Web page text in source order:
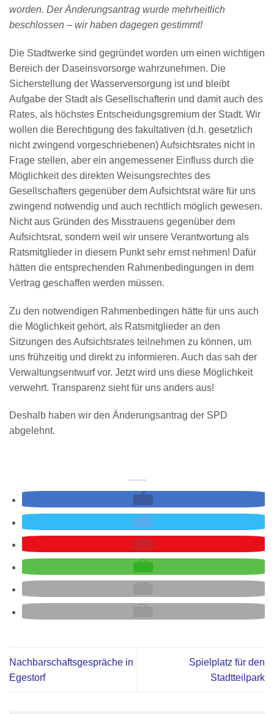
worden. Der Änderungsantrag wurde mehrheitlich
beschlossen – wir haben dagegen gestimmt!
Die Stadtwerke sind gegründet worden um einen wichtigen
Bereich der Daseinsvorsorge wahrzunehmen. Die
Sicherstellung der Wasserversorgung ist und bleibt
Aufgabe der Stadt als Gesellschafterin und damit auch des
Rates, als höchstes Entscheidungsgremium der Stadt. Wir
wollen die Berechtigung des fakultativen (d.h. gesetzlich
nicht zwingend vorgeschriebenen) Aufsichtsrates nicht in
Frage stellen, aber ein angemessener Einfluss durch die
Möglichkeit des direkten Weisungsrechtes des
Gesellschafters gegenüber dem Aufsichtsrat wäre für uns
zwingend notwendig und auch rechtlich möglich gewesen.
Nicht aus Gründen des Misstrauens gegenüber dem
Aufsichtsrat, sondern weil wir unsere Verantwortung als
Ratsmitglieder in diesem Punkt sehr ernst nehmen! Dafür
hätten die entsprechenden Rahmenbedingungen in dem
Vertrag geschaffen werden müssen.
Zu den notwendigen Rahmenbedingen hätte für uns auch
die Möglichkeit gehört, als Ratsmitglieder an den
Sitzungen des Aufsichtsrates teilnehmen zu können, um
uns frühzeitig und direkt zu informieren. Auch das sah der
Verwaltungsentwurf vor. Jetzt wird uns diese Möglichkeit
verwehrt. Transparenz sieht für uns anders aus!
Deshalb haben wir den Änderungsantrag der SPD
abgelehnt.
Nachbarschaftsgespräche in
Egestorf
Spielplatz für den
Stadtteilpark